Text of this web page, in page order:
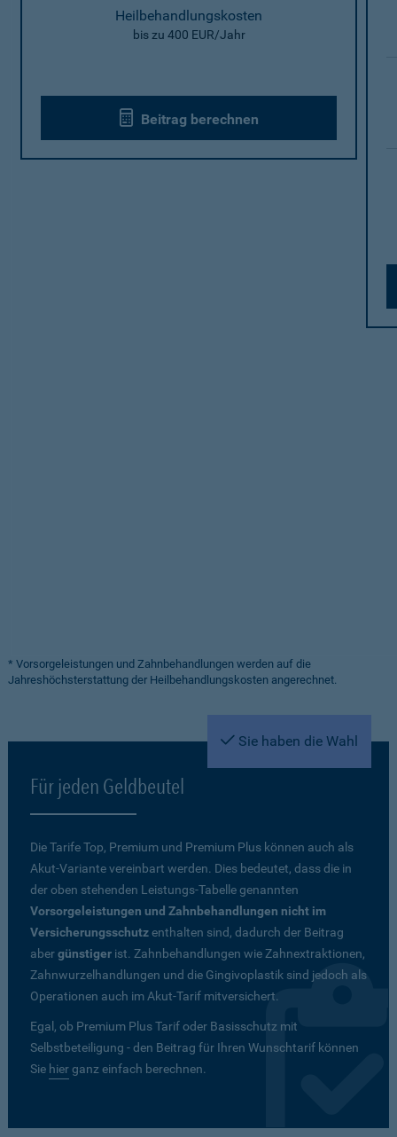
Heilbehandlungskosten
bis zu 400 EUR/Jahr
Beitrag berechnen
* Vorsorgeleistungen und Zahnbehandlungen werden auf die
Jahreshöchsterstattung der Heilbehandlungskosten angerechnet.
Sie haben die Wahl
Für jeden Geldbeutel
Die Tarife Top, Premium und Premium Plus können auch als
Akut-Variante vereinbart werden. Dies bedeutet, dass die in
der oben stehenden Leistungs-Tabelle genannten
Vorsorgeleistungen und Zahnbehandlungen nicht im
Versicherungsschutzenthalten sind, dadurch der Beitrag
abergünstiger ist. Zahnbehandlungen wie Zahnextraktionen,
Zahnwurzelhandlungen und die Gingivoplastik sind jedoch als
Operationen auch im Akut-Tarif mitversichert.
Egal, ob Premium Plus Tarif oder Basisschutz mit
Selbstbeteiligung - den Beitrag für Ihren Wunschtarif können
Sie hierganz einfach berechnen.